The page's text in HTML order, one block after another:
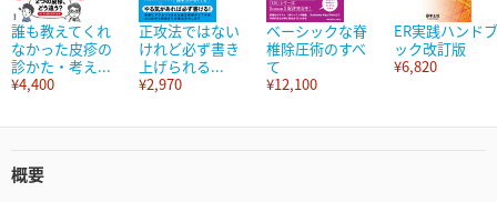
誰も教えてくれ
なかった皮疹の
診かた・考え...
¥4,400
正攻法ではない
けれど必ず書き
上げられる...
¥2,970
ベーシックな脊
椎除圧術のすべ
て
¥12,100
ER実践ハンドブ
ック改訂版
¥6,820
概要